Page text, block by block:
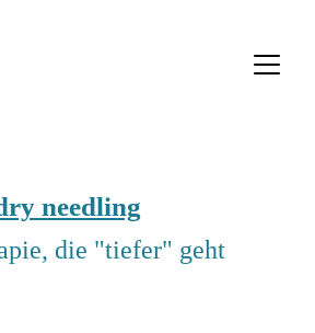
needling
die "tiefer" geht